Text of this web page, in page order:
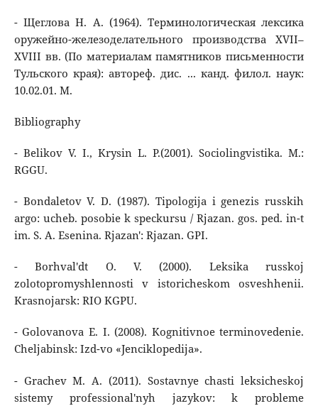
- Щеглова Н. А. (1964). Терминологическая лексика
оружейно-железоделательного производства XVII–
XVIII вв. (По материалам памятников письменности
Тульского края): автореф. дис. ... канд. филол. наук:
10.02.01. М.
Bibliography
- Belikov V. I., Krysin L. P.(2001). Sociolingvistika. M.:
RGGU.
- Bondaletov V. D. (1987). Tipologija i genezis russkih
argo: ucheb. posobie k speckursu / Rjazan. gos. ped. in-t
im. S. A. Esenina. Rjazan': Rjazan. GPI.
- Borhval'dt O. V. (2000). Leksika russkoj
zolotopromyshlennosti v istoricheskom osveshhenii.
Krasnojarsk: RIO KGPU.
- Golovanova E. I. (2008). Kognitivnoe terminovedenie.
Cheljabinsk: Izd-vo «Jenciklopedija».
- Grachev M. A. (2011). Sostavnye chasti leksicheskoj
sistemy professional'nyh jazykov: k probleme